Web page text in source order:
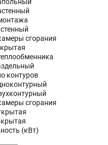
сгорания
контуров
сгорания
(кВт)